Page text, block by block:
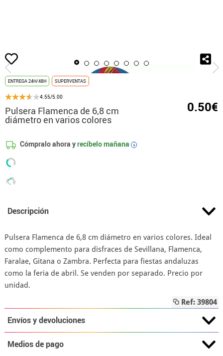
Inicio Pulsera Flamenca
ENTREGA 24H/48H SUPERVENTAS
4.55/5.00
Pulsera Flamenca de 6,8 cm
diámetro en varios colores
0.50€
Cómpralo ahora yrecíbelo mañana i
Descripción
Pulsera Flamenca de 6,8 cm diámetro en varios colores. Ideal
como complemento para disfraces de Sevillana, Flamenca,
Faralae, Gitana o Zambra. Perfecta para fiestas andaluzas
como la feria de abril. Se venden por separado. Precio por
unidad.
Ref: 39804
Envíos y devoluciones
Medios de pago